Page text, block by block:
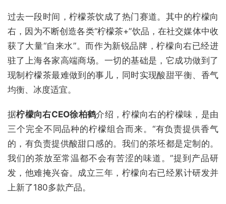
过去一段时间，柠檬茶饮成了热门赛道。其中的柠檬向
右，因为不断创造各类“柠檬茶+”饮品，在社交媒体中收
获了大量“自来水”。而作为新锐品牌，柠檬向右已经进
驻了上海各家高端商场。一切的基础是，它成功做到了
现制柠檬茶最难做到的事儿，同时实现酸甜平衡、香气
均衡、冰度适宜。
据柠檬向右CEO徐柏鹤介绍，柠檬向右的柠檬味，是由
三个完全不同品种的柠檬组合而来。“有负责提供香气
的，有负责提供酸甜口感的。我们的茶坯都是定制的。
我们的茶放至常温都不会有苦涩的味道。”提到产品研
发，他难掩兴奋。成立三年，柠檬向右已经累计研发并
上新了180多款产品。